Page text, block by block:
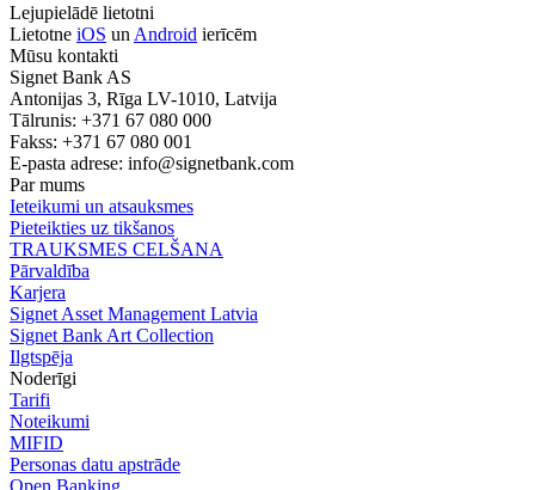
Lejupielādē lietotni
Lietotne iOS un Android ierīcēm
Mūsu kontakti
Signet Bank AS
Antonijas 3, Rīga LV-1010, Latvija
Tālrunis: +371 67 080 000
Fakss: +371 67 080 001
E-pasta adrese: info@signetbank.com
Par mums
Ieteikumi un atsauksmes
Pieteikties uz tikšanos
TRAUKSMES CELŠANA
Pārvaldība
Karjera
Signet Asset Management Latvia
Signet Bank Art Collection
Ilgtspēja
Noderīgi
Tarifi
Noteikumi
MIFID
Personas datu apstrāde
Open Banking